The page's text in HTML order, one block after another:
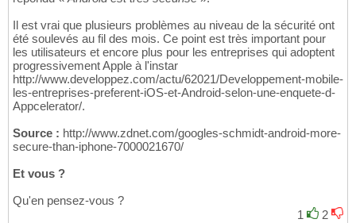
Il est vrai que plusieurs problèmes au niveau de la sécurité ont
été soulevés au fil des mois. Ce point est très important pour
les utilisateurs et encore plus pour les entreprises qui adoptent
progressivement Apple à l'instar
http://www.developpez.com/actu/62021/Developpement-mobile-
les-entreprises-preferent-iOS-et-Android-selon-une-enquete-d-
Appcelerator/.
Source : http://www.zdnet.com/googles-schmidt-android-more-
secure-than-iphone-7000021670/
Et vous ?
Qu'en pensez-vous ?
1
2